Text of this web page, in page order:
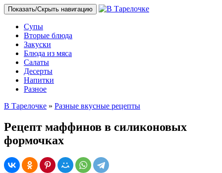
Показать/Скрыть навигацию
Супы
Вторые блюда
Закуски
Блюда из мяса
Салаты
Десерты
Напитки
Разное
В Тарелочке » Разные вкусные рецепты
Рецепт маффинов в силиконовых
формочках